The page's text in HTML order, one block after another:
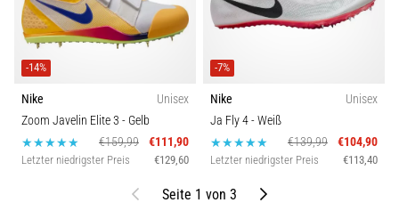
-14%
Nike
Unisex
Zoom Javelin Elite 3 - Gelb
€159,99
€111,90
Letzter niedrigster Preis €129,60
-7%
Nike
Unisex
Ja Fly 4- Weiß
€139,99
€104,90
Letzter niedrigster Preis €113,40
BisherigeSeite 1 von 3 Weiter